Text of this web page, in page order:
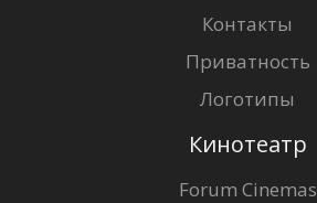
Контакты
Приватность
Логотипы
Кинотеатр
Forum Cinemas